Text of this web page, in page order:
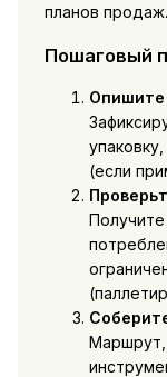
планов продаж.
Пошаговый
Опишите
(если
Маршрут,